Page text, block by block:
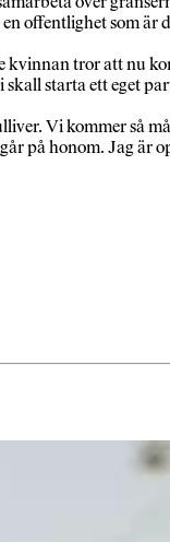
en offentlighet som är
kvinnan tror att nu
skall starta ett eget
Vi kommer så
på honom. Jag är